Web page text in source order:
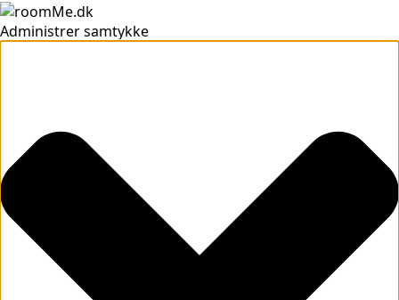
Administrer samtykke